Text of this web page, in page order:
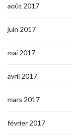
août 2017
juin 2017
mai 2017
avril 2017
mars 2017
février 2017